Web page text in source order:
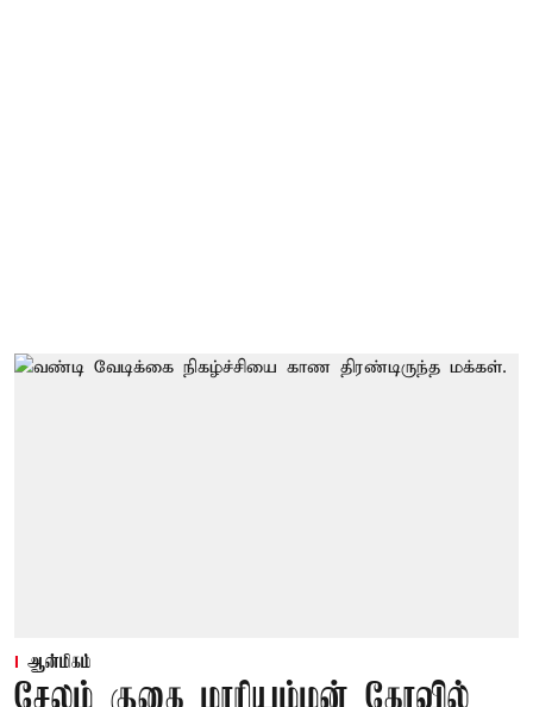
ஆன்மிகம்